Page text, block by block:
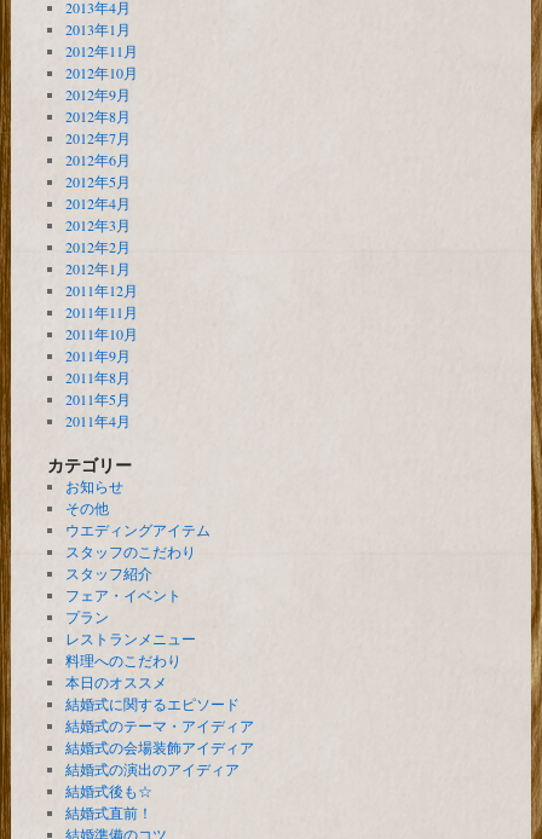
2013年4月
2013年1月
2012年11月
2012年10月
2012年9月
2012年8月
2012年7月
2012年6月
2012年5月
2012年4月
2012年3月
2012年2月
2012年1月
2011年12月
2011年11月
2011年10月
2011年9月
2011年8月
2011年5月
2011年4月
カテゴリー
お知らせ
その他
ウエディングアイテム
スタッフのこだわり
スタッフ紹介
フェア・イベント
プラン
レストランメニュー
料理へのこだわり
本日のオススメ
結婚式に関するエピソード
結婚式のテーマ・アイディア
結婚式の会場装飾アイディア
結婚式の演出のアイディア
結婚式後も☆
結婚式直前！
結婚準備のコツ